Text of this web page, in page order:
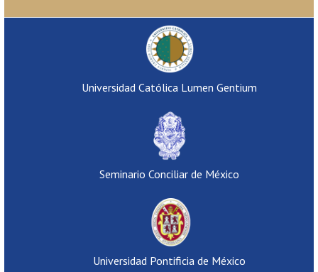
Universidad Católica Lumen Gentium
Seminario Conciliar de México
Universidad Pontificia de México